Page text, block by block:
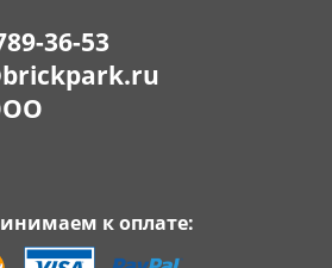
36-53
к оплате: